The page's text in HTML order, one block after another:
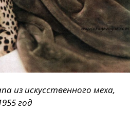
из искусственного меха,
год